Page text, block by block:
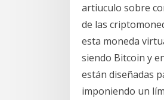
artiuculo sobre
de las
esta moneda
siendo Bitcoin y
están diseñadas
imponiendo un